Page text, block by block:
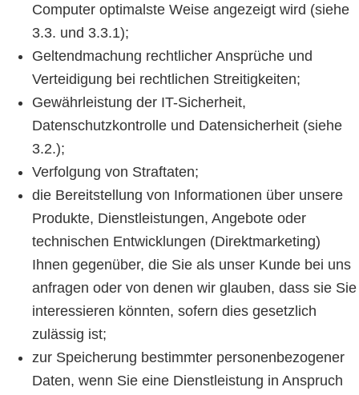
Computer optimalste Weise angezeigt wird (siehe
3.3. und 3.3.1);
Geltendmachung rechtlicher Ansprüche und
Verteidigung bei rechtlichen Streitigkeiten;
Gewährleistung der IT-Sicherheit,
Datenschutzkontrolle und Datensicherheit (siehe
3.2.);
Verfolgung von Straftaten;
die Bereitstellung von Informationen über unsere
Produkte, Dienstleistungen, Angebote oder
technischen Entwicklungen (Direktmarketing)
Ihnen gegenüber, die Sie als unser Kunde bei uns
anfragen oder von denen wir glauben, dass sie Sie
interessieren könnten, sofern dies gesetzlich
zulässig ist;
zur Speicherung bestimmter personenbezogener
Daten, wenn Sie eine Dienstleistung in Anspruch